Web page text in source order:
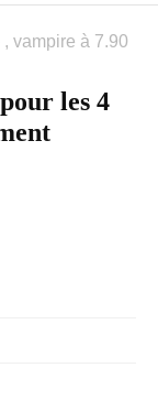
vampire à 7.90
les 4